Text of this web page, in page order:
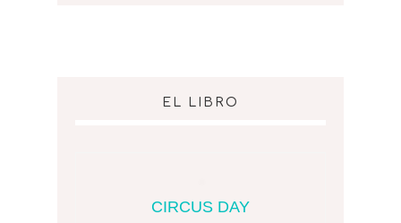
EL LIBRO
CIRCUS DAY